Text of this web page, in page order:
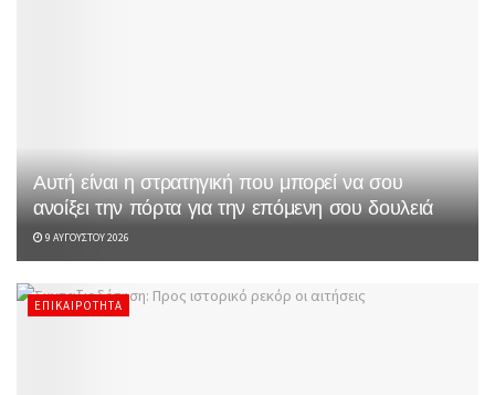
Αυτή είναι η στρατηγική που μπορεί να σου
ανοίξει την πόρτα για την επόμενη σου δουλειά
9 ΑΥΓΟΎΣΤΟΥ 2026
ΕΠΙΚΑΙΡΌΤΗΤΑ